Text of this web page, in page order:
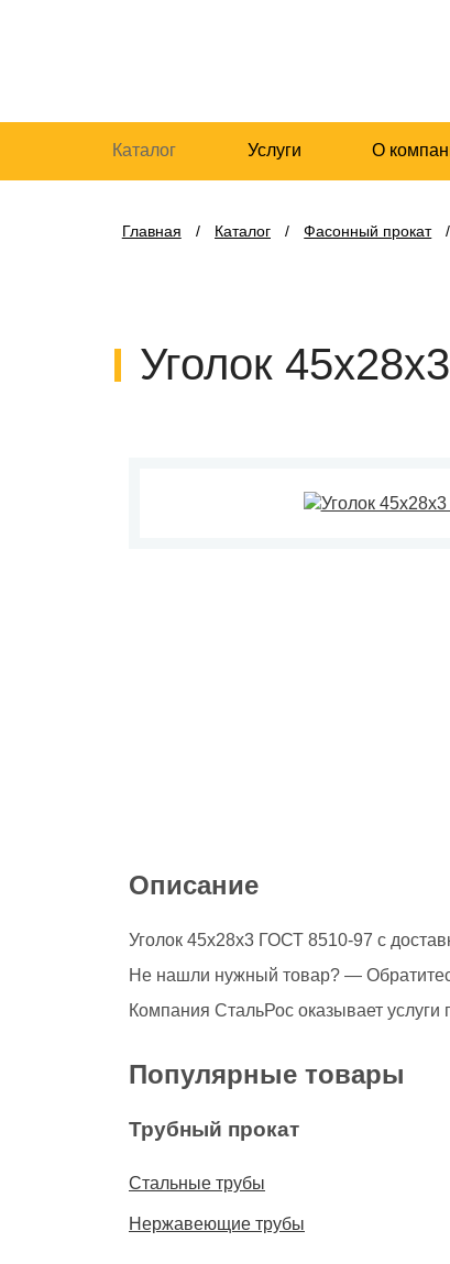
Каталог Услуги О
Главная / Каталог / Фасонный прокат /
Уголок
Описание
Уголок 45х28х3 ГОСТ 8510-97 с
Не нашли нужный товар? —
Компания СтальРос оказывает услуги
Популярные товары
Трубный прокат
Стальные трубы
Нержавеющие трубы